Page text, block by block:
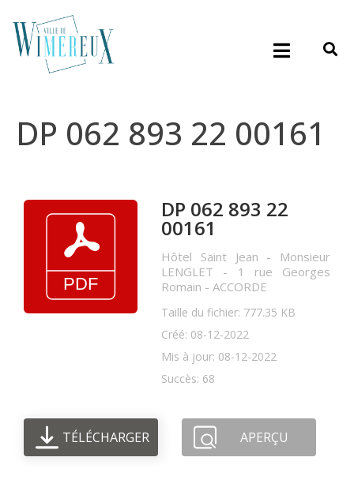
DP 062 893 22 00161
DP 062 893 22
00161
Hôtel Saint Jean - Monsieur
LENGLET - 1 rue Georges
Romain - ACCORDE
Taille du fichier: 777.35 KB
Créé: 08-12-2022
Mis à jour: 08-12-2022
Succès: 68
TÉLÉCHARGER APERÇU